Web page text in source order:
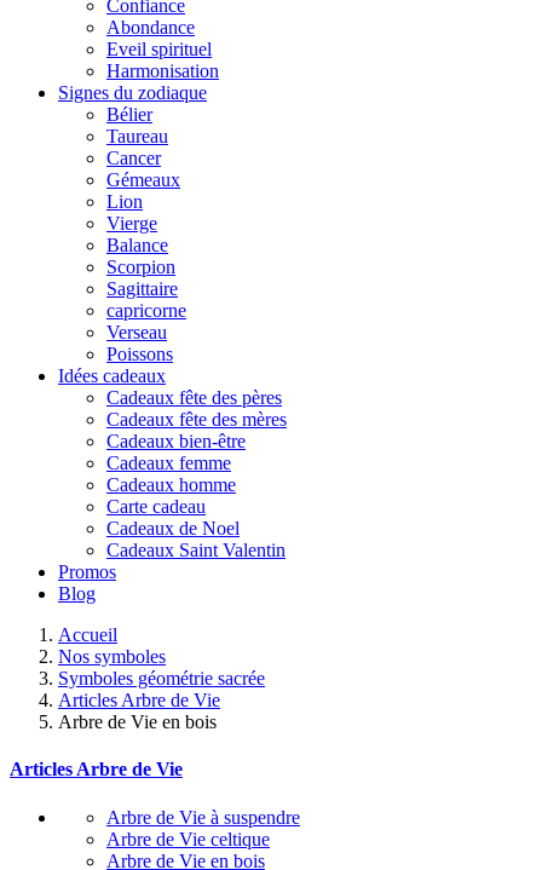
Confiance
Abondance
Eveil spirituel
Harmonisation
Signes du zodiaque
Bélier
Taureau
Cancer
Gémeaux
Lion
Vierge
Balance
Scorpion
Sagittaire
capricorne
Verseau
Poissons
Idées cadeaux
Cadeaux fête des pères
Cadeaux fête des mères
Cadeaux bien-être
Cadeaux femme
Cadeaux homme
Carte cadeau
Cadeaux de Noel
Cadeaux Saint Valentin
Promos
Blog
Accueil
Nos symboles
Symboles géométrie sacrée
Articles Arbre de Vie
Arbre de Vie en bois
Articles Arbre de Vie
Arbre de Vie à suspendre
Arbre de Vie celtique
Arbre de Vie en bois